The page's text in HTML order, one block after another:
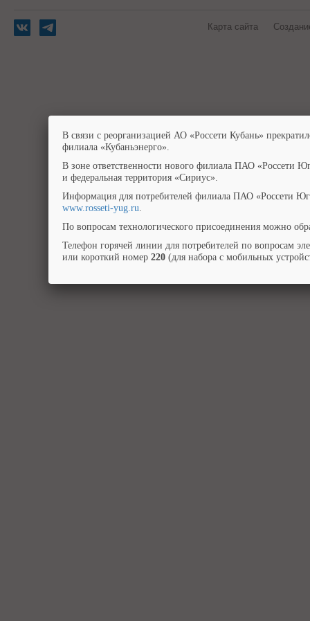
Карта сайта
В связи с реорганизацией АО «Россети Кубань»
филиала «Кубаньэнерго».
В зоне ответственности нового филиала ПАО «Россети
и федеральная территория «Сириус».
Информация для потребителей филиала ПАО «Россети
www.rosseti-yug.ru.
По вопросам технологического присоединения можно
Телефон горячей линии для потребителей по вопросам
или короткий номер 220 (для набора с мобильных